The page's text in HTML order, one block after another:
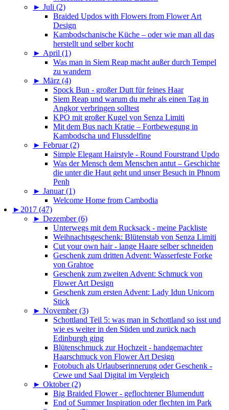
► Juli (2)
Braided Updos with Flowers from Flower Art
Design
Kambodschanische Küche – oder wie man all das
herstellt und selber kocht
► April (1)
Was man in Siem Reap macht außer durch Tempel
zu wandern
► März (4)
Spock Bun - großer Dutt für feines Haar
Siem Reap und warum du mehr als einen Tag in
Angkor verbringen solltest
KPO mit großer Kugel von Senza Limiti
Mit dem Bus nach Kratie – Fortbewegung in
Kambodscha und Flussdelfine
► Februar (2)
Simple Elegant Hairstyle - Round Fourstrand Updo
Was der Mensch dem Menschen antut – Geschichte
die unter die Haut geht und unser Besuch in Phnom
Penh
► Januar (1)
Welcome Home from Cambodia
► 2017 (47)
► Dezember (6)
Unterwegs mit dem Rucksack - meine Packliste
Weihnachtsgeschenk: Blütenstab von Senza Limiti
Cut your own hair - lange Haare selber schneiden
Geschenk zum dritten Advent: Wasserfeste Forke
von Grahtoe
Geschenk zum zweiten Advent: Schmuck von
Flower Art Design
Geschenk zum ersten Advent: Lady Idun Unicorn
Stick
► November (3)
Schottland Teil 5: was man in Schottland so isst und
wie es weiter in den Süden und zurück nach
Edinburgh ging
Blütenschmuck zur Hochzeit - handgemachter
Haarschmuck von Flower Art Design
Fotobuch als Urlaubserinnerung oder Geschenk -
Cewe und Saal Digital im Vergleich
► Oktober (2)
Big Braided Flower - geflochtener Blumendutt
End of Summer Inspiration oder flechten im Park